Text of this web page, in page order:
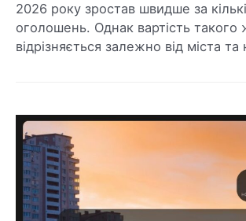
2026 року зростав швидше за
оголошень. Однак вартість такого
відрізняється залежно від міста та